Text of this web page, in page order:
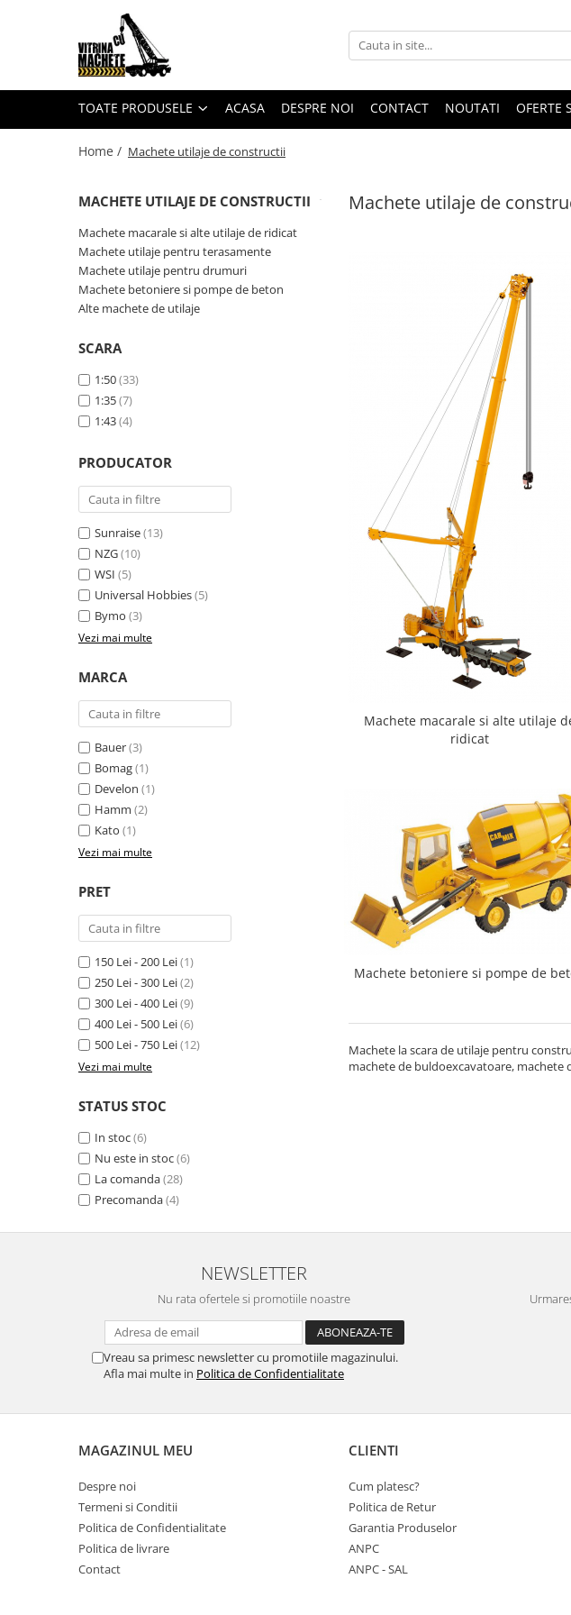
Toate Produsele
Machete utilaje pentru drumuri
Machete betoniere si pompe de
Alte machete de utilaje
Machete camioane
Machete camionete si dubite
Machete cisterne
Machete autobuze
Machete autocare
Machete vehicule militare
Machete autoturisme
Machete autoturisme clasice
Machete autoturisme de
interventie
Machete autoturisme moderne
Machete motorsport
Machete motociclete
Accesorii machete
TOATE PRODUSELE ACASA DESPRE NOI CONTACT NOUTATI OFERTE
Home / Machete utilaje de constructii
Machete utilaje de
MACHETE UTILAJE DE CONSTRUCTII
Machete macarale si alte utilaje de ridicat
Machete utilaje pentru terasamente
Machete utilaje pentru drumuri
Machete betoniere si pompe de beton
Alte machete de utilaje
SCARA
1:50(33)
1:35(7)
1:43(4)
PRODUCATOR
Sunraise(13)
NZG(10)
WSI (5)
Universal Hobbies(5)
Bymo (3)
Vezi mai multe
MARCA
Bauer(3)
Bomag(1)
Develon (1)
Hamm (2)
Kato (1)
Vezi mai multe
PRET
150 Lei - 200 Lei(1)
250 Lei - 300 Lei(2)
300 Lei - 400 Lei(9)
400 Lei - 500 Lei(6)
500 Lei - 750 Lei(12)
Vezi mai multe
STATUS STOC
In stoc(6)
Nu este in stoc(6)
La comanda(28)
Precomanda(4)
Machete macarale si alte utilaje
ridicat
Machete betoniere si pompe de
Machete la scara de utilaje pentru
machete de buldoexcavatoare,
NEWSLETTER
Nu rata ofertele si promotiile noastre
Vreau sa primesc newsletter cu promotiile magazinului.
Afla mai multe in Politica de Confidentialitate
MAGAZINUL MEU
Despre noi
Termeni si Conditii
Politica de Confidentialitate
Politica de livrare
Contact
CLIENTI
Cum platesc?
Politica de Retur
Garantia Produselor
ANPC
ANPC - SAL